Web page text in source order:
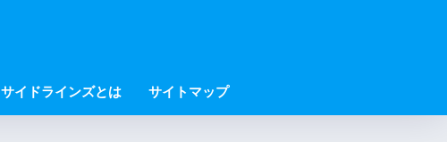
サイドラインズとは サイトマップ